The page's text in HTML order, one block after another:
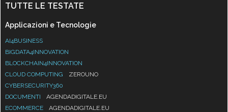
TUTTE LE TESTATE
Applicazioni e Tecnologie
AI4BUSINESS
BIGDATA4INNOVATION
BLOCKCHAIN4INNOVATION
CLOUD COMPUTING
ZEROUNO
CYBERSECURITY360
DOCUMENTI
AGENDADIGITALE.EU
ECOMMERCE
AGENDADIGITALE.EU